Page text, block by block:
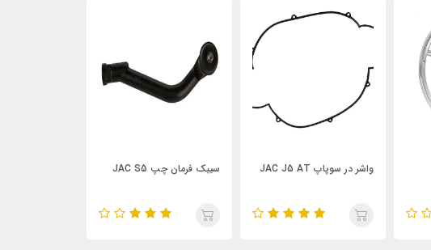
سیبک فرمان چپ JAC S5
چراغ خطر گلگیر چپ JAC S5